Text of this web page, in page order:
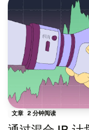
文章 2 分钟阅读